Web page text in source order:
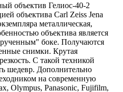
объектив Гелиос-40-2
объектива Carl Zeiss Jena
металлическая,
объектива является
боке. Получаются
снимки. Крутая
С такой техникой
шедевр. Дополнительно
на современную
Olympus, Panasonic, Fujifilm,